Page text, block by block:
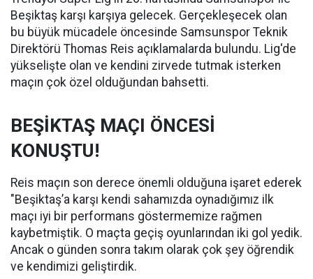
Beşiktaş karşı karşıya gelecek. Gerçekleşecek olan
bu büyük mücadele öncesinde Samsunspor Teknik
Direktörü Thomas Reis açıklamalarda bulundu. Lig'de
yükselişte olan ve kendini zirvede tutmak isterken
maçın çok özel olduğundan bahsetti.
BEŞİKTAŞ MAÇI ÖNCESİ
KONUŞTU!
Reis maçın son derece önemli olduğuna işaret ederek
"Beşiktaş’a karşı kendi sahamızda oynadığımız ilk
maçı iyi bir performans göstermemize rağmen
kaybetmiştik. O maçta geçiş oyunlarından iki gol yedik.
Ancak o günden sonra takım olarak çok şey öğrendik
ve kendimizi geliştirdik.